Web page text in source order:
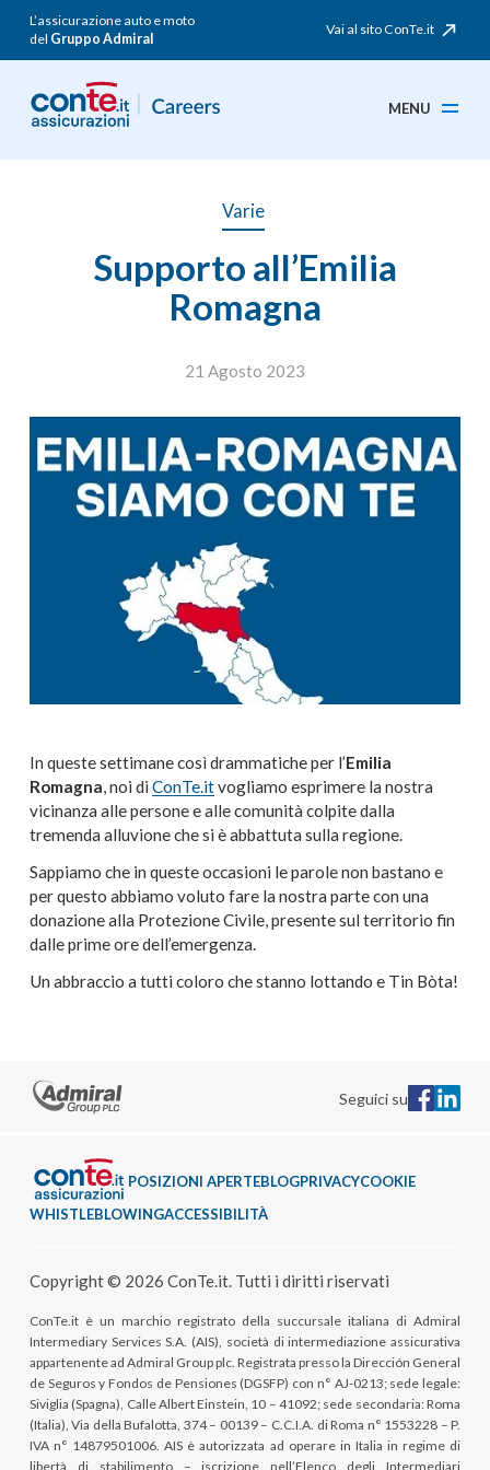
L’assicurazione auto e moto
del Gruppo Admiral
Vai al sito ConTe.it
MENU
Varie
Supporto all’Emilia
Romagna
21 Agosto 2023
In queste settimane così drammatiche per l’Emilia
Romagna , noi di ConTe.itvogliamo esprimere la nostra
vicinanza alle persone e alle comunità colpite dalla
tremenda alluvione che si è abbattuta sulla regione.
Sappiamo che in queste occasioni le parole non bastano e
per questo abbiamo voluto fare la nostra parte con una
donazione alla Protezione Civile, presente sul territorio fin
dalle prime ore dell’emergenza.
Un abbraccio a tutti coloro che stanno lottando e Tin Bòta!
Seguici su
POSIZIONI APERTEBLOGPRIVACYCOOKIE
WHISTLEBLOWINGACCESSIBILITÀ
Copyright © 2026 ConTe.it. Tutti i diritti riservati
ConTe.it è un marchio registrato della succursale italiana di Admiral
Intermediary Services S.A. (AIS), società di intermediazione assicurativa
appartenente ad Admiral Group plc. Registrata presso la Dirección General
de Seguros y Fondos de Pensiones (DGSFP) con n° AJ-0213; sede legale:
Siviglia (Spagna), Calle Albert Einstein, 10 – 41092; sede secondaria: Roma
(Italia), Via della Bufalotta, 374 – 00139 – C.C.I.A. di Roma n° 1553228 – P.
IVA n° 14879501006. AIS è autorizzata ad operare in Italia in regime di
libertà di stabilimento – iscrizione nell’Elenco degli Intermediari